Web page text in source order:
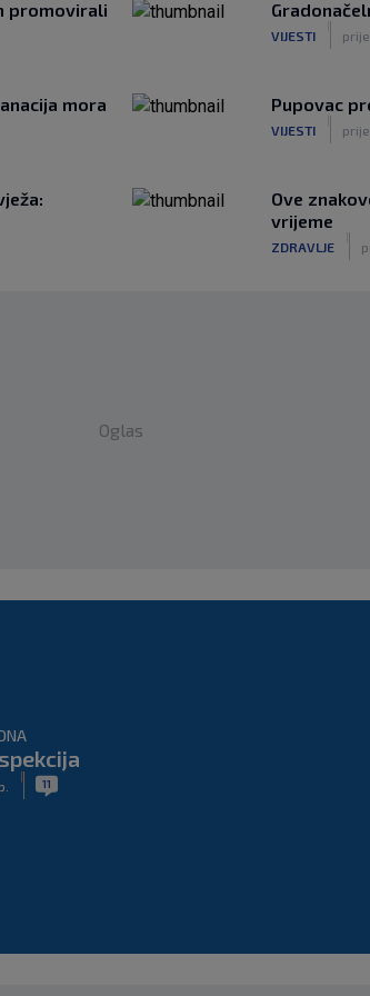
promovirali
VIJESTI
mora
Pupovac
VIJESTI
Ove
vrijeme
ZDRAVLJE
Oglas
11